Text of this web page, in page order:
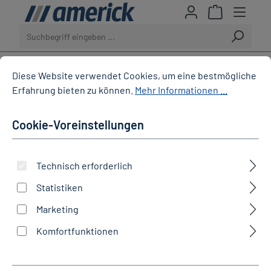
Zum Hauptinhalt springen
Back
Home Services
Software Entwicklung
Middleware Entwicklung
Keine Produkte gefunden.
Cookie-Voreinstellungen
Diese Website verwendet Cookies, um eine bestmögliche
Diese Website verwendet Cookies, um eine bestmögliche
Erfahrung bieten zu können. Mehr Informationen ...
Cookie-Voreinstellungen
Technisch erforderlich
Statistiken
Marketing
Komfortfunktionen